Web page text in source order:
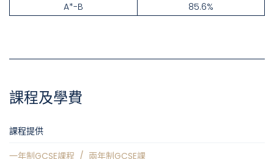
A*-B
85.6%
課程及學費
課程提供
一年制GCSE課程 / 兩年制GCSE課